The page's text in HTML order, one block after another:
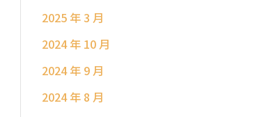
2025 年 3 月
2024 年 10 月
2024 年 9 月
2024 年 8 月